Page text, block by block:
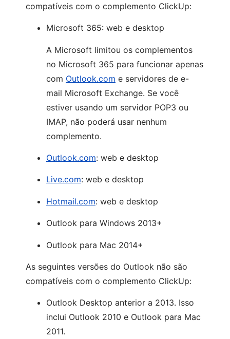
compatíveis com o complemento ClickUp:
Microsoft 365: web e desktop
A Microsoft limitou os complementos
no Microsoft 365 para funcionar apenas
com Outlook.com e servidores de e-
mail Microsoft Exchange. Se você
estiver usando um servidor POP3 ou
IMAP, não poderá usar nenhum
complemento.
Outlook.com: web e desktop
Live.com: web e desktop
Hotmail.com: web e desktop
Outlook para Windows 2013+
Outlook para Mac 2014+
As seguintes versões do Outlook não são
compatíveis com o complemento ClickUp:
Outlook Desktop anterior a 2013. Isso
inclui Outlook 2010 e Outlook para Mac
2011.